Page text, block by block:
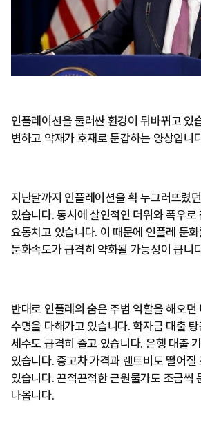
인플레이션을 둘러싼 환경이 뒤바뀌고 있
변하고 악재가 호재로 둔갑하는 양상입니
지난달까지 인플레이션을 확 누그러뜨렸
있습니다. 동시에 살인적인 더위와 폭우로
요동치고 있습니다. 이 때문에 인플레 둔
둔화속도가 급격히 약화될 가능성이 큽니
반대로 인플레의 숨은 주범 역할을 해오던
수명을 다해가고 있습니다. 학자금 대출
세수도 급격히 줄고 있습니다. 은행 대출
있습니다. 중고차 가격과 렌트비도 떨어질
있습니다. 끈적끈적한 근원물가도 조금씩
나옵니다.